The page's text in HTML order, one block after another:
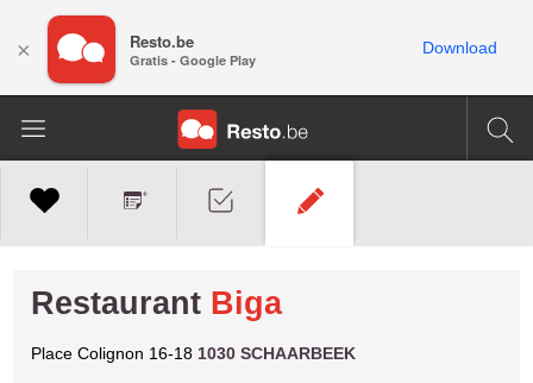
Restaurant Biga
Place Colignon 16-18 1030 SCHAARBEEK
× Resto.be
Gratis - Google Play
Download